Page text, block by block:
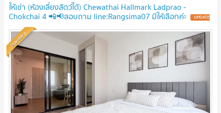
ให้เช่า (ห้องเลี้ยงสัตว์ได้) Chewathai Hallmark Ladprao -
Chokchai 4 📲📢สอบถาม line:Rangsima07 มีให้เลือกค่ะ UPDATE
Standard